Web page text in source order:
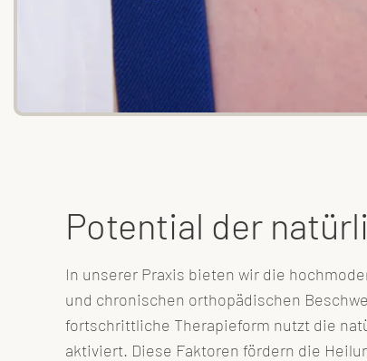
Potential der
In unserer Praxis bieten wir die
und chronischen orthopädischen
fortschrittliche Therapieform nutzt die
aktiviert. Diese Faktoren fördern die